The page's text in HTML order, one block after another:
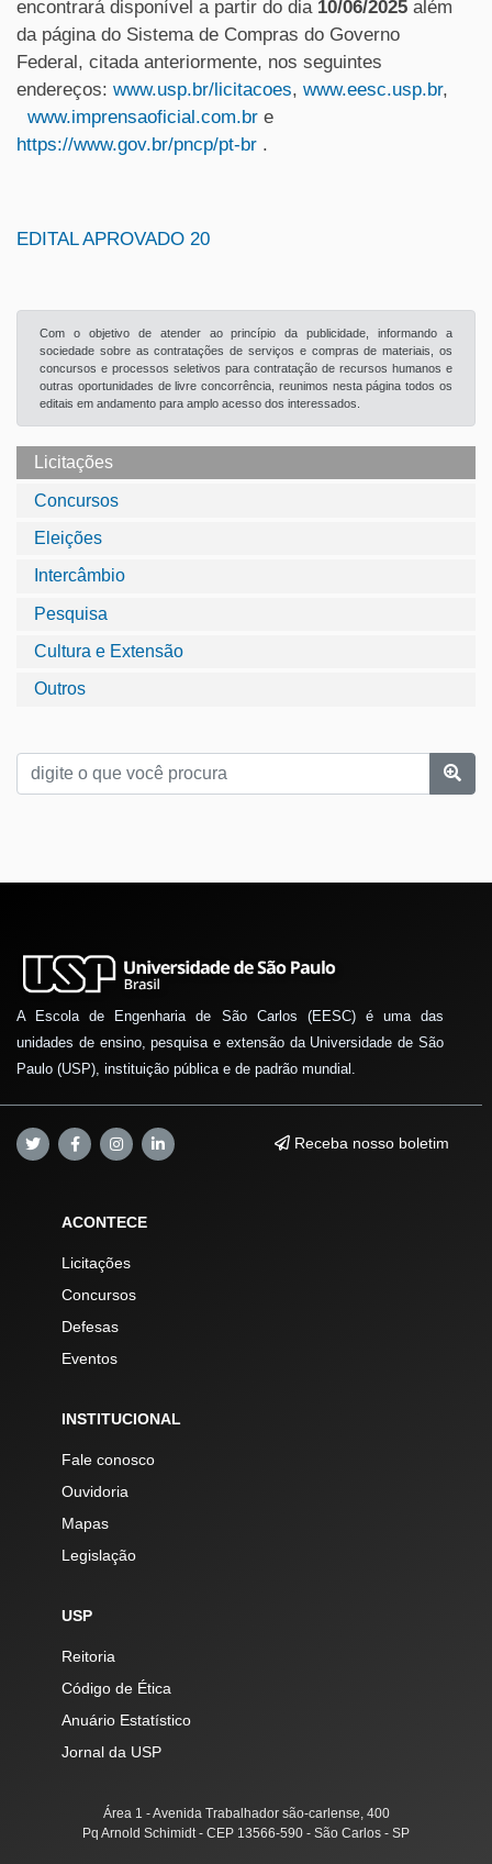
Licitações
Concursos
Eleições
Intercâmbio
Pesquisa
Cultura e Extensão
Outros
encontrará disponível a partir do dia 10/06/2025 além
da página do Sistema de Compras do Governo
Federal, citada anteriormente, nos seguintes
endereços: www.usp.br/licitacoes, www.eesc.usp.br,
www.imprensaoficial.com.br e
https://www.gov.br/pncp/pt-br .
EDITAL APROVADO 20
Com o objetivo de atender ao princípio da publicidade, informando a
sociedade sobre as contratações de serviços e compras de materiais, os
concursos e processos seletivos para contratação de recursos humanos e
outras oportunidades de livre concorrência, reunimos nesta página todos os
editais em andamento para amplo acesso dos interessados.
A Escola de Engenharia de São Carlos (EESC) é uma das
unidades de ensino, pesquisa e extensão da Universidade de São
Paulo (USP), instituição pública e de padrão mundial.
Receba nosso boletim
ACONTECE
Licitações
Concursos
Defesas
Eventos
INSTITUCIONAL
Fale conosco
Ouvidoria
Mapas
Legislação
USP
Reitoria
Código de Ética
Anuário Estatístico
Jornal da USP
Área 1 - Avenida Trabalhador são-carlense, 400
Pq Arnold Schimidt - CEP 13566-590 - São Carlos - SP